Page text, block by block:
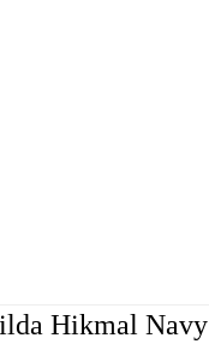
Hikmal Navy